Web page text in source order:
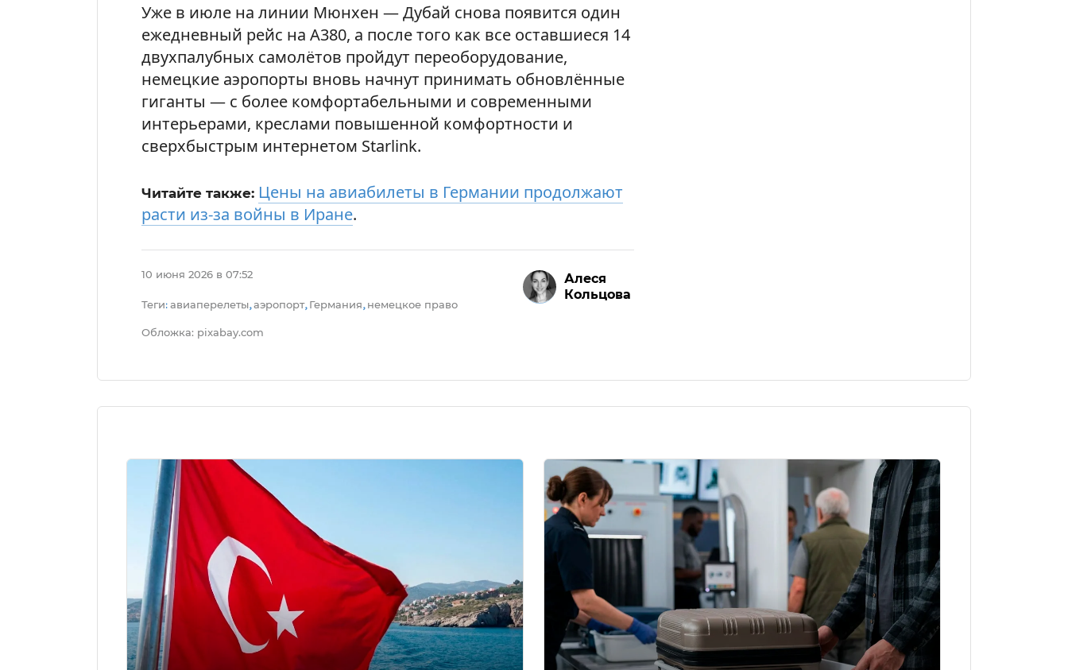
Уже в июле на линии Мюнхен — Дубай снова появится один
ежедневный рейс на A380, а после того как все оставшиеся 14
двухпалубных самолётов пройдут переоборудование,
немецкие аэропорты вновь начнут принимать обновлённые
гиганты — с более комфортабельными и современными
интерьерами, креслами повышенной комфортности и
сверхбыстрым интернетом Starlink.
Читайте также: Цены на авиабилеты в Германии продолжают
расти из-за войны в Иране.
10 июня 2026 в 07:52
Теги: авиаперелеты,аэропорт, Германия, немецкое право
Обложка: pixabay.com
Алеся
Кольцова